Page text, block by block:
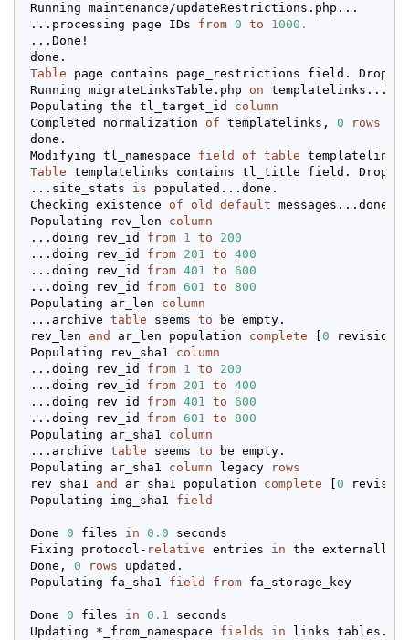
Running maintenance/updateRestrictions.php...
...processing page IDs from 0 to
1000.
...Done!
Table page contains page_restrictions field.
Running migrateLinksTable.php on templatelinks...
Populating the tl_target_id column
Completed normalization of templatelinks, 0 rows
done.
Modifying tl_namespace field of table
Table templatelinks contains tl_title field.
...site_stats is populated...done.
Checking existence of old default messages...done.
Populating rev_len column
...doing rev_id from 1 to
200
...doing rev_id from 201 to 400
...doing rev_id from 401 to 600
...doing rev_id from 601 to
800
Populating ar_len column
...archive table seems to be empty.
rev_len and ar_len population complete 0 revision
Populating rev_sha1 column
...doing rev_id from 1 to
200
...doing rev_id from 201 to 400
...doing rev_id from 401 to 600
...doing rev_id from 601 to
800
Populating ar_sha1 column
...archive table seems to be empty.
Populating ar_sha1 column legacy
rows
rev_sha1 and ar_sha1 population complete 0
Populating img_sha1 field
Done 0 files in 0.0 seconds
Fixing protocol- relative entries in the
Done, 0 rows updated.
Populating fa_sha1 field from fa_storage_key
Done 0 files in 0.1 seconds
Updating *_from_namespace fields in links tables.